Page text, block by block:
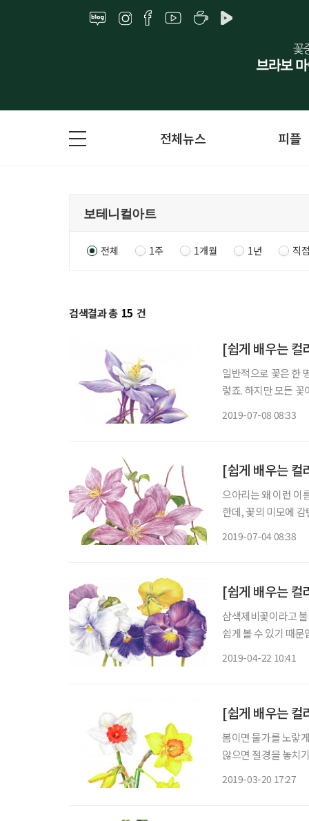
전체뉴스 피플
전체 1주 1개월 1년 직
검색결과 총 15 건
[쉽게 배우는 컬
일반적으로 꽃은 한
렇죠. 하지만 모든
2019-07-08 08:33
[쉽게 배우는 컬
으아리는 왜 이런 이
한데, 꽃의 미모에
2019-07-04 08:38
[쉽게 배우는 컬
삼색제비꽃이라고
쉽게 볼 수 있기 때
2019-04-22 10:41
[쉽게 배우는 컬
봄이면 물가를 노랗
않으면 절경을 놓치
2019-03-20 17:27